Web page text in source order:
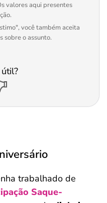
valores aqui presentes
você também aceita
sobre o assunto.
trabalhado de
Saque-